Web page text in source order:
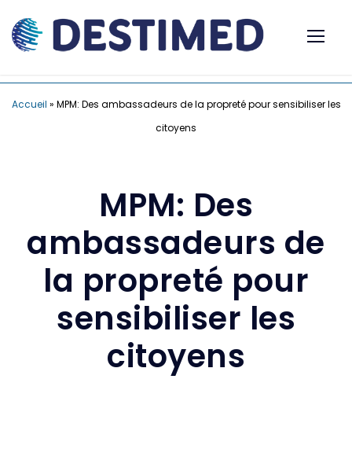
Accueil » MPM: Des ambassadeurs de la propreté pour sensibiliser les
citoyens
MPM: Des
ambassadeurs de
la propreté pour
sensibiliser les
citoyens